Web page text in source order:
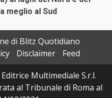
meglio al Sud
di Blitz Quotidiano
Disclaimer
Feed
Multimediale S.r.l.
al Tribunale di Roma al